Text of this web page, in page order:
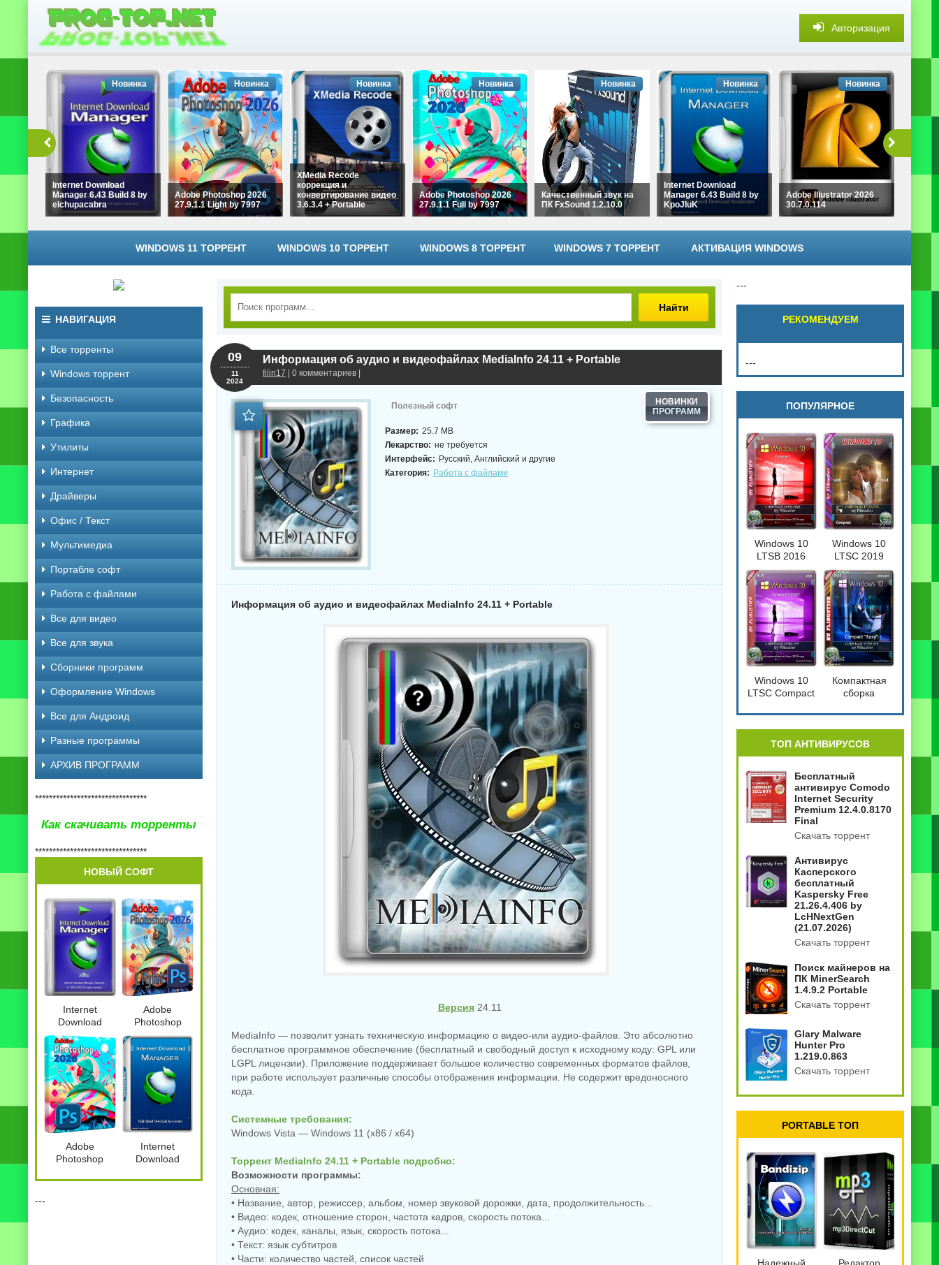
Авторизация
Internet Download
Manager 6.43 Build 8 by
elchupacabra
Новинка
Adobe Photoshop 2026
27.9.1.1 Light by 7997
Новинка
XMedia Recode
коррекция и
конвертирование видео
3.6.3.4 + Portable
Новинка
Adobe Photoshop 2026
27.9.1.1 Full by 7997
Новинка
Качественный звук на
ПК FxSound 1.2.10.0
Новинка
Internet Download
Manager 6.43 Build 8 by
KpoJIuK
Новинка
Adobe Illustrator 2026
30.7.0.114
Новинка
WINDOWS 11 ТОРРЕНТ WINDOWS 10 ТОРРЕНТ WINDOWS 8 ТОРРЕНТ WINDOWS 7 ТОРРЕНТ АКТИВАЦИЯ WINDOWS
Найти
Информация об аудио и видеофайлах MediaInfo 24.11 + Portable
filin17 | 0 комментариев |
09
11
2024
Полезный софт НОВИНКИ
Размер: 25.7 MB
Лекарство: не требуется
Интерфейс: Русский, Английский и другие
Категория: Работа с файлами
Информация об аудио и видеофайлах MediaInfo 24.11 + Portable
Версия24.11
MediaInfo — позволит узнать техническую информацию о видео-или аудио-файлов. Это абсолютно
бесплатное программное обеспечение (бесплатный и свободный доступ к исходному коду: GPL или
LGPL лицензии). Приложение поддерживает большое количество современных форматов файлов,
при работе использует различные способы отображения информации. Не содержит вредоносного
кода.
Системные требования:
Windows Vista — Windows 11 (x86 / x64)
Торрент MediaInfo 24.11 + Portable подробно:
Возможности программы:
Основная:
• Название, автор, режиссер, альбом, номер звуковой дорожки, дата, продолжительность...
• Видео: кодек, отношение сторон, частота кадров, скорость потока...
• Аудио: кодек, каналы, язык, скорость потока...
• Текст: язык субтитров
• Части: количество частей, список частей
НАВИГАЦИЯ
Все торренты
Windows торрент
Безопасность
Графика
Утилиты
Интернет
Драйверы
Офис / Текст
Мультимедиа
Портабле софт
Работа с файлами
Все для видео
Все для звука
Сборники программ
Оформление Windows
Все для Андроид
Разные программы
АРХИВ ПРОГРАММ
********************************
Как скачивать торренты
********************************
НОВЫЙ СОФТ
Internet
Download
Manager 6.43
Build 8 by
elchupacabra
Adobe
Photoshop
2026 27.9.1.1
Light by 7997
Adobe
Photoshop
Full by 7997
Internet
Download
Build 8 by
---
---
РЕКОМЕНДУЕМ
---
ПОПУЛЯРНОЕ
Windows 10
LTSB 2016
Compact
Windows 10
LTSC 2019
Compact
[17763.720] 32-
64бит
Windows 10
LTSC Compact
Компактная
сборка
1809 Compact
4in2
[17763.379]
ТОП АНТИВИРУСОВ
Бесплатный
антивирус Comodo
Internet Security
Premium 12.4.0.8170
Final
Скачать торрент
Антивирус
Касперского
бесплатный
Kaspersky Free
21.26.4.406 by
LcHNextGen
(21.07.2026)
Скачать торрент
Поиск майнеров на
ПК MinerSearch
1.4.9.2 Portable
Скачать торрент
Glary Malware
Hunter Pro
1.219.0.863
Скачать торрент
PORTABLE ТОП